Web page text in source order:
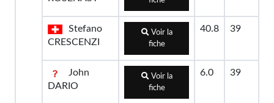
Stefano
CRESCENZI
Voir la
fiche
40.8 39
John
DARIO
Voir la
fiche
6.0 39